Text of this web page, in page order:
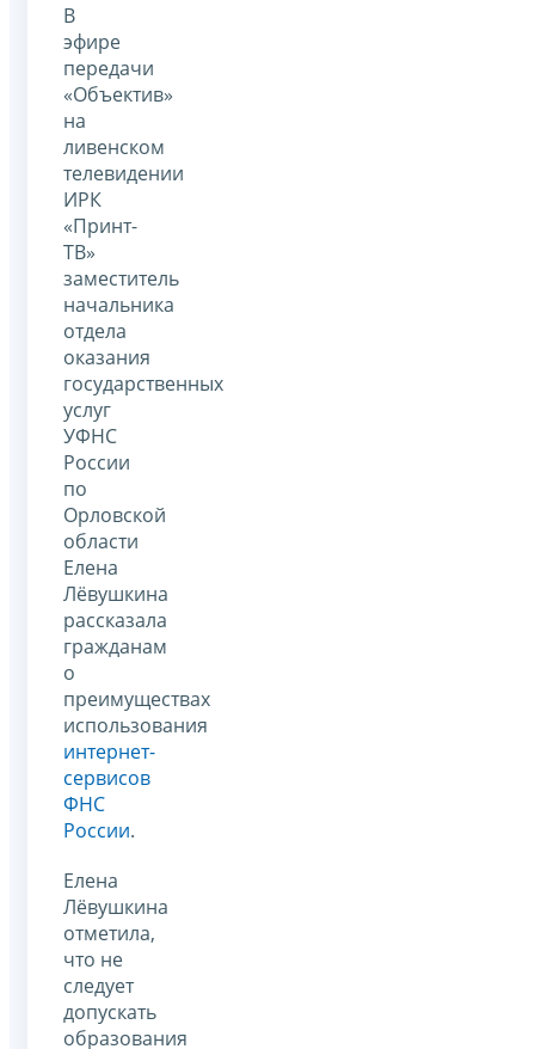
В
эфире
передачи
«Объектив»
на
ливенском
телевидении
ИРК
«Принт-
ТВ»
заместитель
начальника
отдела
оказания
государственных
услуг
УФНС
России
по
Орловской
области
Елена
Лёвушкина
рассказала
гражданам
о
преимуществах
использования
интернет-
сервисов
ФНС
России.
Елена
Лёвушкина
отметила,
что не
следует
допускать
образования